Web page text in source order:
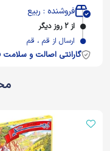
فروشنده : ربیع
از 2 روز دیگر
ارسال از قم ، قم
گارانتی اصالت و سلامت